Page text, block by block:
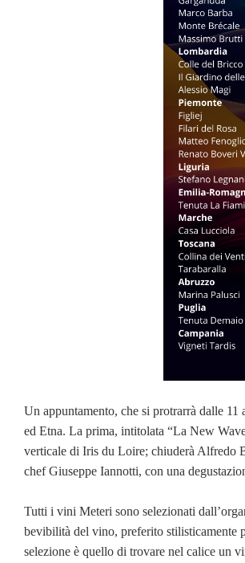
Un appuntamento, che si protrarrà dalle 11
ed Etna. La prima, intitolata “La New
verticale di Iris du Loire; chiuderà Alfredo
chef Giuseppe Iannotti, con una
Tutti i vini Meteri sono selezionati
bevibilità del vino, preferito stilisticamente
selezione è quello di trovare nel calice un